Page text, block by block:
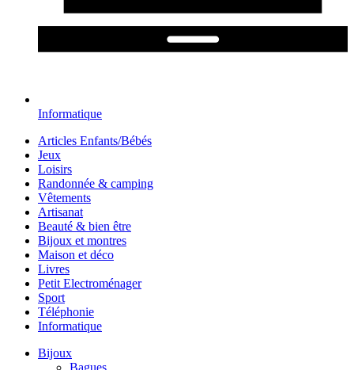
Informatique
Articles Enfants/Bébés
Jeux
Loisirs
Randonnée & camping
Vêtements
Artisanat
Beauté & bien être
Bijoux et montres
Maison et déco
Livres
Petit Electroménager
Sport
Téléphonie
Informatique
Bijoux
Bagues